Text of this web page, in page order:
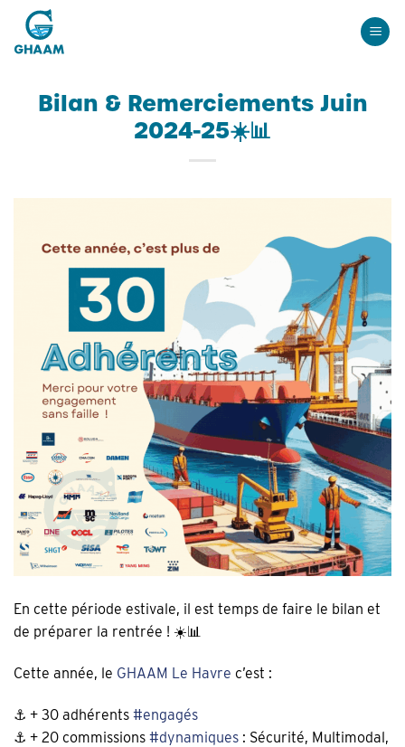
Passer
contenu
Bilan & Remerciements Juin
2024-25☀️📊
En cette période estivale, il est temps de faire le bilan et
de préparer la rentrée ! ☀️📊
Cette année, le GHAAM Le Havre c’est :
⚓ + 30 adhérents #engagés
⚓ + 20 commissions #dynamiques : Sécurité, Multimodal,